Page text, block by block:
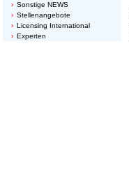
Sonstige NEWS
Stellenangebote
Licensing International
Experten